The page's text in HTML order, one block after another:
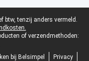
btw, tenzij anders vermeld.
of verzendmethoden:
bij Belsimpel
Privacy